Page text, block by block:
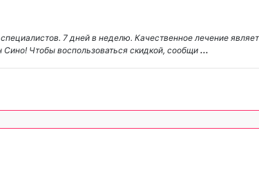
7 дней в неделю. Качественное лечение
Чтобы воспользоваться скидкой, сообщи ...